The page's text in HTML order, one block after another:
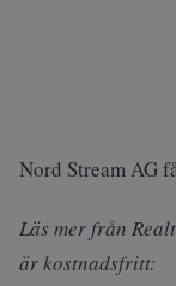
Nord Stream AG
Läs mer från
är kostnadsfritt: